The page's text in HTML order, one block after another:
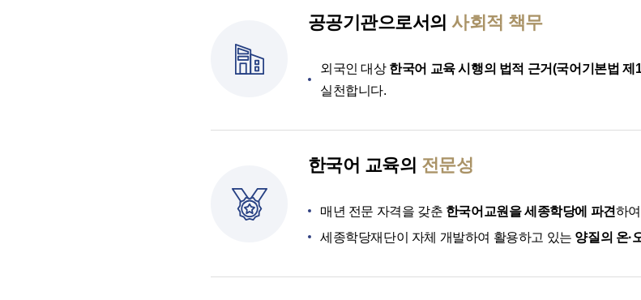
공공기관으로서의 사회적 책무
외국인 대상 한국어 교육 시행의 법적 근거(국어기본법 제
실천합니다.
한국어 교육의 전문성
매년 전문 자격을 갖춘 한국어교원을 세종학당에 파견하
세종학당재단이 자체 개발하여 활용하고 있는 양질의 온·